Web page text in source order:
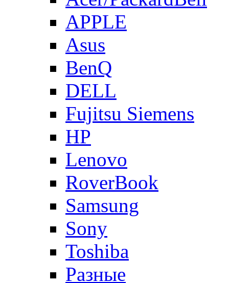
APPLE
Asus
BenQ
DELL
Fujitsu Siemens
HP
Lenovo
RoverBook
Samsung
Sony
Toshiba
Разные